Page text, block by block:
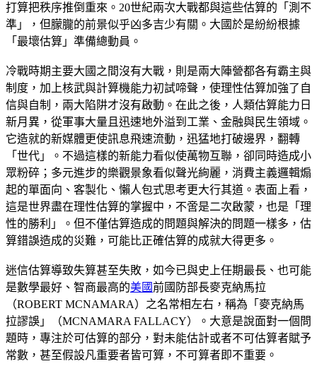
打算把秩序推倒重來。20世紀兩次大戰都與這些估算的「測不
準」，但朦朧的前景似乎凶多吉少有關。大國於是紛紛根據
「最壞估算」準備總動員。
冷戰時期主要大國之間沒有大戰，則是兩大陣營都各有霸主與
制度，加上核武與計算機能力初試啼聲，使理性估算加強了自
信與自制，兩大陷阱才沒有啟動。在此之後，人類估算能力日
新月異，從軍事大量且迅速地外溢到工業、金融與民生領域。
它造就的新媒體更使訊息飛速流動，迅猛地打破邊界，翻轉
「世代」。不過這樣的新能力看似使萬物互聯，卻同時造成小
眾粉碎；多元進步的樂觀景象看似聲光絢麗，消費主義邏輯煽
起的單面向、客製化、懶人包式思考更大行其道。表面上看，
這是世界盡在理性估算的掌握中，不啻是二次啟蒙，也是「理
性的勝利」。但不僅估算造成的問題與解決的問題一樣多，估
算錯誤造成的災難，可能比正確估算的成就大得更多。
迷信估算導致失算甚至失敗，如今已與史上任期最長、也可能
是數學最好、智商最高的美國前國防部長麥克納馬拉
（ROBERT MCNAMARA）之名常相左右，稱為「麥克納馬
拉謬誤」（MCNAMARA FALLACY）。大意是說面對一個問
題時，專注於可估算的部分，對未能估計或者不可估算者賦予
常數，甚至假設凡重要者皆可算，不可算者即不重要。